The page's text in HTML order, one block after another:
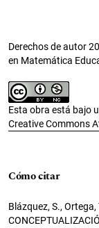
Derechos de autor
en Matemática
Esta obra está bajo
Creative Commons
Cómo citar
Blázquez, S.,